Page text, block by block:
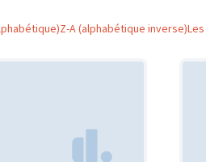
Z-A (alphabétique inverse)